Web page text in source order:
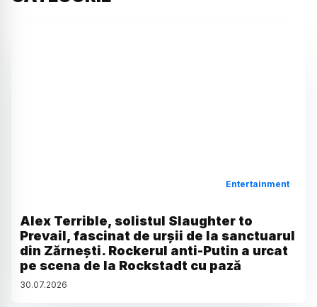
Entertainment
Alex Terrible, solistul Slaughter to
Prevail, fascinat de urșii de la sanctuarul
din Zărnești. Rockerul anti-Putin a urcat
pe scena de la Rockstadt cu pază
30.07.2026